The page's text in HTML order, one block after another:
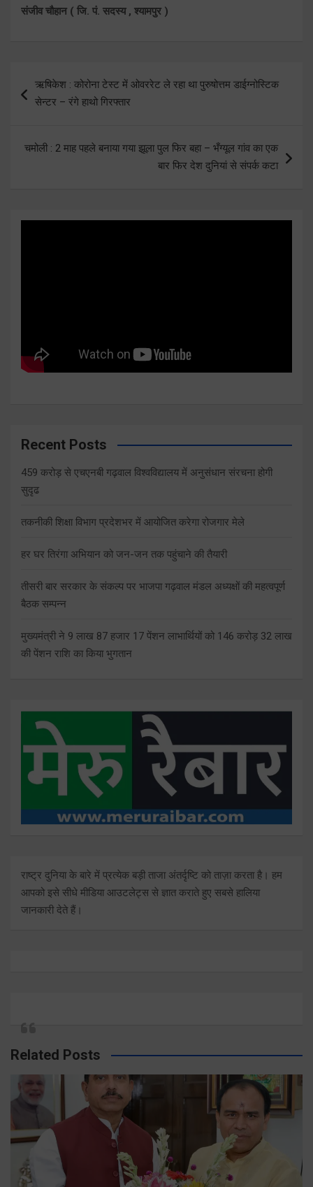
संजीव चौहान ( जि. पं. सदस्य , श्यामपुर )
navigation
ऋषिकेश : कोरोना टेस्ट में ओवररेट ले रहा था पुरुषोत्तम डाईग्नोस्टिक
सेन्टर – रंगे हाथो गिरफ्तार
चमोली : 2 माह पहले बनाया गया झूला पुल फिर बहा – भँग्यूल गांव का एक
बार फिर देश दुनियां से संपर्क कटा
Recent Posts
459 करोड़ से एचएनबी गढ़वाल विश्वविद्यालय में अनुसंधान संरचना होगी
सुदृढ
तकनीकी शिक्षा विभाग प्रदेशभर में आयोजित करेगा रोजगार मेले
हर घर तिरंगा अभियान को जन-जन तक पहुंचाने की तैयारी
तीसरी बार सरकार के संकल्प पर भाजपा गढ़वाल मंडल अध्यक्षों की महत्वपूर्ण
बैठक सम्पन्न
मुख्यमंत्री ने 9 लाख 87 हजार 17 पेंशन लाभार्थियों को 146 करोड़ 32 लाख
की पेंशन राशि का किया भुगतान
राष्ट्र दुनिया के बारे में प्रत्येक बड़ी ताजा अंतर्दृष्टि को ताज़ा करता है। हम
आपको इसे सीधे मीडिया आउटलेट्स से ज्ञात कराते हुए सबसे हालिया
जानकारी देते हैं।
Related Posts